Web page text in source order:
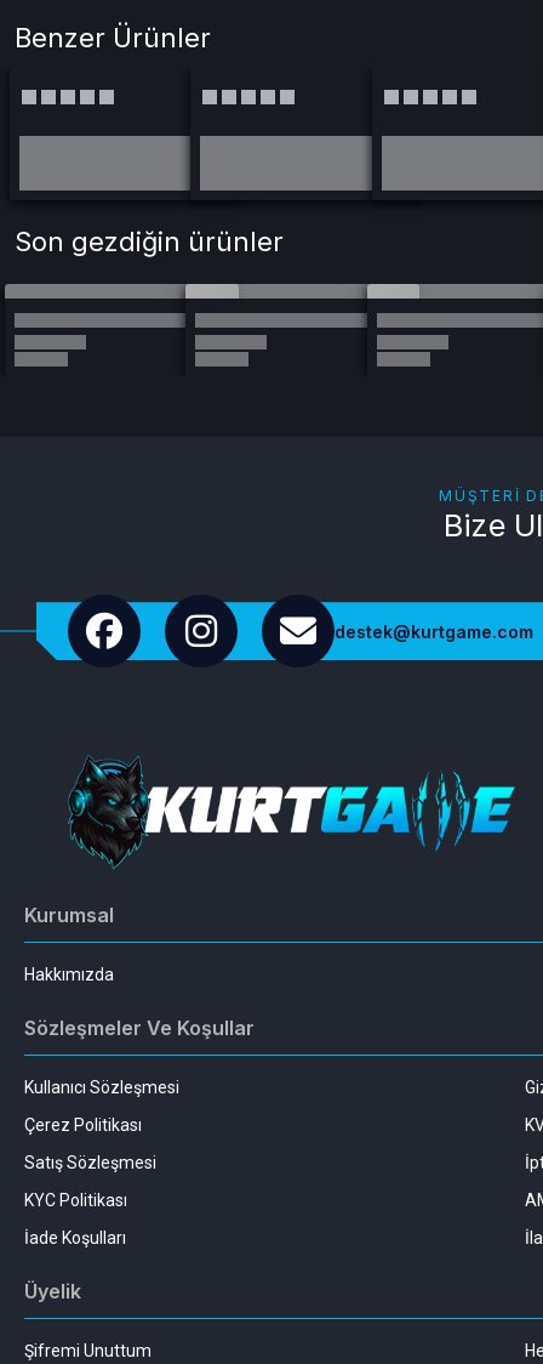
Benzer Ürünler
Son gezdiğin ürünler
MÜŞTERI
Bize
destek@kurtgame.com
Kurumsal
Hakkımızda
Sözleşmeler Ve Koşullar
Kullanıcı Sözleşmesi
Çerez Politikası
Satış Sözleşmesi
KYC Politikası
İade Koşulları
Üyelik
Şifremi Unuttum